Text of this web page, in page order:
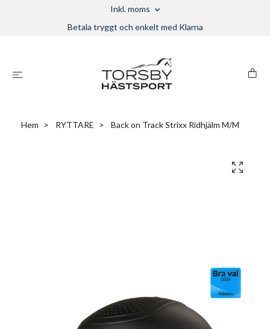
Inkl. moms
Betala tryggt och enkelt med Klarna
Hem RYTTARE Back on Track Strixx Ridhjälm M/M